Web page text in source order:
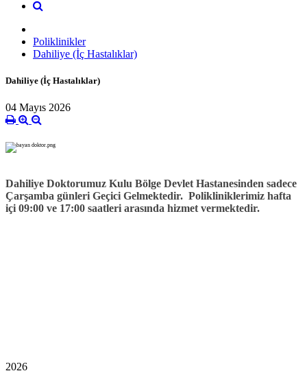
Poliklinikler
Dahiliye (İç Hastalıklar)
Dahiliye (İç Hastalıklar)
04 Mayıs 2026
Dahiliye Doktorumuz Kulu Bölge Devlet Hastanesinden sadece
Çarşamba günleri Geçici Gelmektedir. Polikliniklerimiz hafta
içi 09:00 ve 17:00 saatleri arasında hizmet vermektedir.
2026